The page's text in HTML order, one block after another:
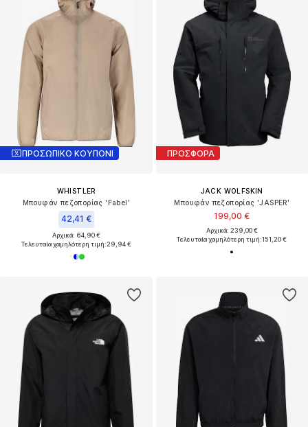
ΠΡΟΣΩΠΙΚΟ ΚΟΥΠΟΝΙ
WHISTLER
Μπουφάν πεζοπορίας 'Fabel'
42,41 €
Αρχικά: 64,90 €
Τελευταία χαμηλότερη τιμή:29,94 €
ΠΡΟΣΦΟΡΑ
JACK WOLFSKIN
Μπουφάν πεζοπορίας 'JASPER'
199,00 €
Αρχικά: 239,00 €
Τελευταία χαμηλότερη τιμή:151,20 €